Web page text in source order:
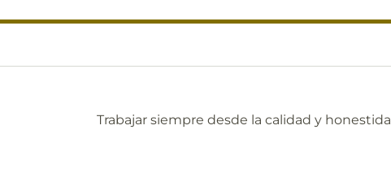
Trabajar siempre desde la calidad y